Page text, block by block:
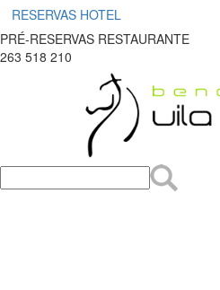
RESERVAS HOTEL
PRÉ-RESERVAS RESTAURANTE
263 518 210